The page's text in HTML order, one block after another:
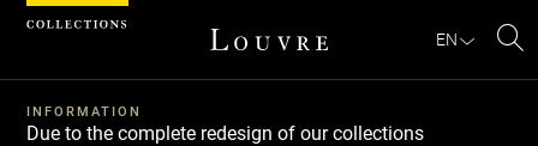
EN
INFORMATION
Due to the complete redesign of our collections
Cookies management panel